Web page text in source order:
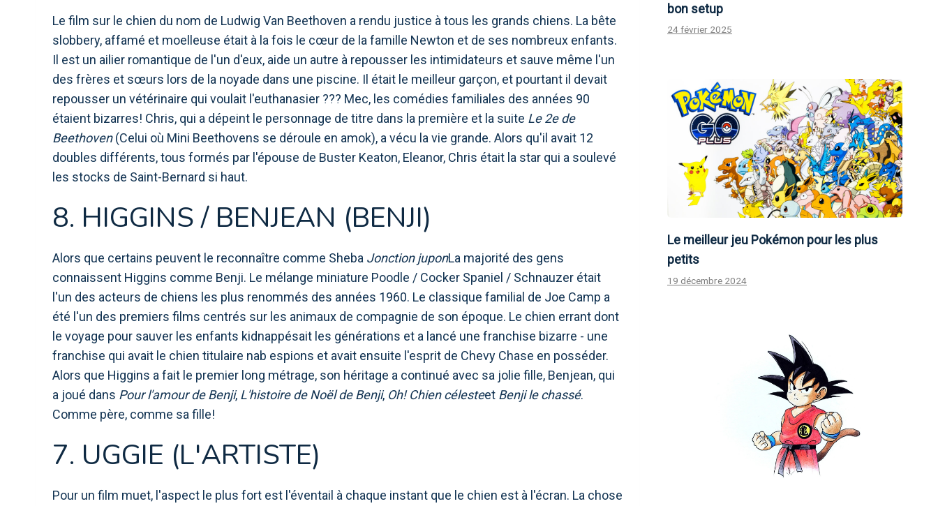
Le film sur le chien du nom de Ludwig Van Beethoven a rendu justice à tous les grands chiens. La bête
slobbery, affamé et moelleuse était à la fois le cœur de la famille Newton et de ses nombreux enfants.
Il est un ailier romantique de l'un d'eux, aide un autre à repousser les intimidateurs et sauve même l'un
des frères et sœurs lors de la noyade dans une piscine. Il était le meilleur garçon, et pourtant il devait
repousser un vétérinaire qui voulait l'euthanasier ??? Mec, les comédies familiales des années 90
étaient bizarres! Chris, qui a dépeint le personnage de titre dans la première et la suite Le 2e de
Beethoven(Celui où Mini Beethovens se déroule en amok), a vécu la vie grande. Alors qu'il avait 12
doubles différents, tous formés par l'épouse de Buster Keaton, Eleanor, Chris était la star qui a soulevé
les stocks de Saint-Bernard si haut.
8. HIGGINS / BENJEAN (BENJI)
Alors que certains peuvent le reconnaître comme Sheba Jonction juponLa majorité des gens
connaissent Higgins comme Benji. Le mélange miniature Poodle / Cocker Spaniel / Schnauzer était
l'un des acteurs de chiens les plus renommés des années 1960. Le classique familial de Joe Camp a
été l'un des premiers films centrés sur les animaux de compagnie de son époque. Le chien errant dont
le voyage pour sauver les enfants kidnappésait les générations et a lancé une franchise bizarre - une
franchise qui avait le chien titulaire nab espions et avait ensuite l'esprit de Chevy Chase en posséder.
Alors que Higgins a fait le premier long métrage, son héritage a continué avec sa jolie fille, Benjean, qui
a joué dans Pour l'amour de Benji, L'histoire de Noël de Benji, Oh! Chien célesteet Benji le chassé.
Comme père, comme sa fille!
7. UGGIE (L'ARTISTE)
Pour un film muet, l'aspect le plus fort est l'éventail à chaque instant que le chien est à l'écran. La chose
bon setup
24 février 2025
Le meilleur jeu Pokémon pour les plus
petits
19 décembre 2024